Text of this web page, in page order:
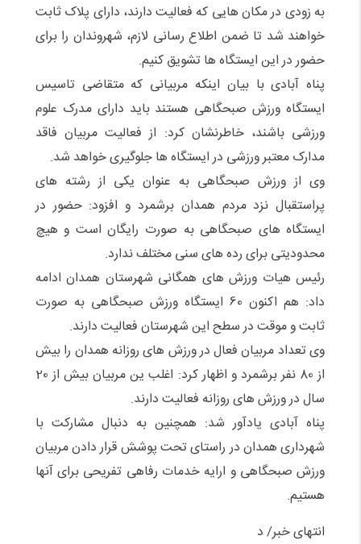
به زودی در مکان هایی که فعالیت دارند، دارای پلاک ثابت
خواهند شد تا ضمن اطلاع رسانی لازم، شهروندان را برای
حضور در این ایستگاه ها تشویق کنیم.
پناه آبادی با بیان اینکه مربیانی که متقاضی تاسیس
ایستگاه ورزش صبحگاهی هستند باید دارای مدرک علوم
ورزشی باشند، خاطرنشان کرد: از فعالیت مربیان فاقد
مدارک معتبر ورزشی در ایستگاه ها جلوگیری خواهد شد.
وی از ورزش صبحگاهی به عنوان یکی از رشته های
پراستقبال نزد مردم همدان برشمرد و افزود: حضور در
ایستگاه های صبحگاهی به صورت رایگان است و هیچ
محدودیتی برای رده های سنی مختلف ندارد.
رئیس هیات ورزش های همگانی شهرستان همدان ادامه
داد: هم اکنون 60 ایستگاه ورزش صبحگاهی به صورت
ثابت و موقت در سطح این شهرستان فعالیت دارند.
وی تعداد مربیان فعال در ورزش های روزانه همدان را بیش
از 80 نفر برشمرد و اظهار کرد: اغلب ین مربیان بیش از 20
سال در ورزش های روزانه فعالیت دارند.
پناه آبادی یادآور شد: همچنین به دنبال مشارکت با
شهرداری همدان در راستای تحت پوشش قرار دادن مربیان
ورزش صبحگاهی و ارایه خدمات رفاهی تفریحی برای آنها
هستیم.
انتهای خبر/ د